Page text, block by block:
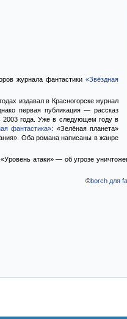
журнала фантастики«Звёздная
издавал в Красногорске журнал
первая публикация — рассказ
2003 года. Уже в следующем году в
фантастика»: «Зелёная планета»
Оба романа написаны в жанре
атаки» — об угрозе
©borch для